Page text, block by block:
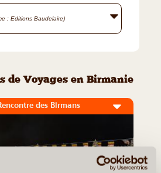
: Editions Baudelaire)
de Voyages en Birmanie
des Birmans